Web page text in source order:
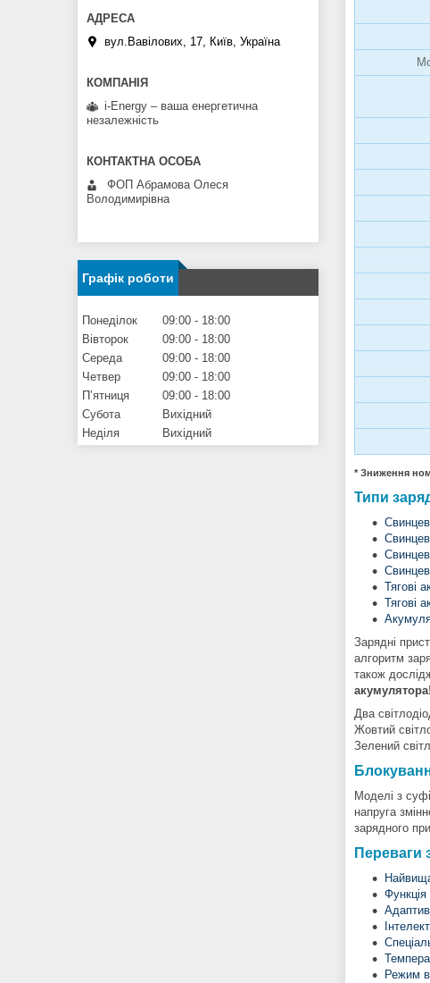
* Зниження
Типи
Тягові
Тягові
Зарядні
алгоритм
також
акумулятора!
Два
Жовтий
Зелений
Моделі з
напруга
зарядного
Переваги
Режим
вул.Вавілових, 17, Київ, Україна
i-Energy – ваша енергетична
незалежність
ФОП Абрамова Олеся
Володимирівна
Графік роботи
Понеділок 09:00
18:00
Вівторок
09:00
18:00
Середа
09:00
18:00
Четвер
09:00
18:00
Пʼятниця
09:00
18:00
Субота
Вихідний
Неділя
Вихідний